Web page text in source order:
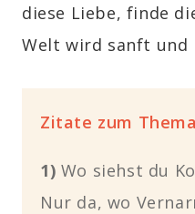
diese Liebe, finde
Welt wird sanft und
Zitate zum
1) Wo siehst du
Nur da, wo